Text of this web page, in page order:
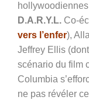
D.A.R.Y.L. Co-
vers l’enfer),
Jeffrey Ellis
scénario du film
Columbia
ne pas révéler